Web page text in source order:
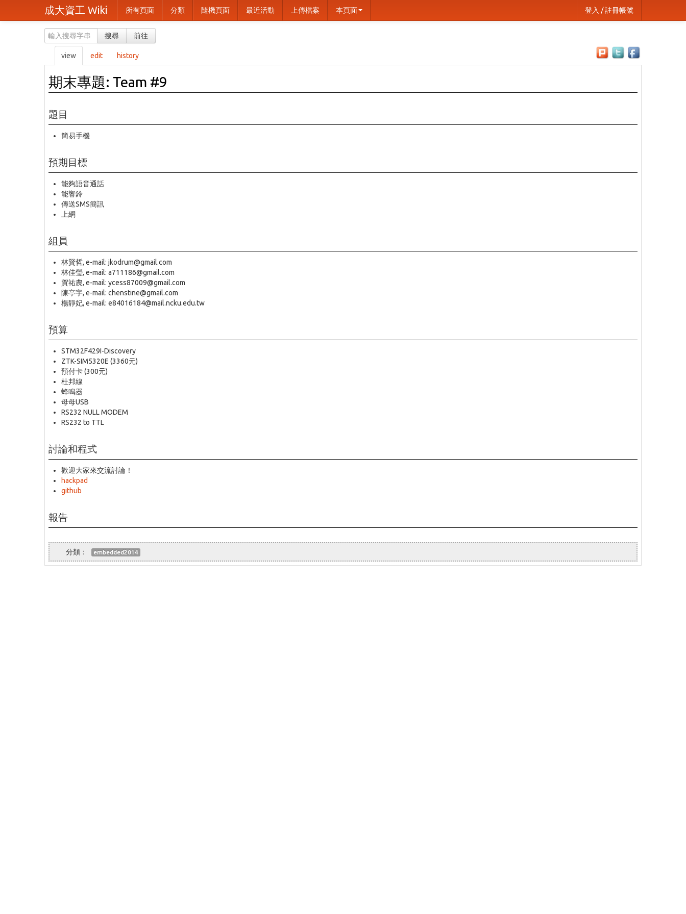
成大資工 Wiki 所有頁面 分類 隨機頁面 最近活動 上傳檔案 本頁面 登入 / 註冊帳號
搜尋 前往
view edit history
期末專題: Team #9
題目
簡易手機
預期目標
能夠語音通話
能響鈴
傳送SMS簡訊
上網
組員
林賢哲, e-mail: jkodrum@gmail.com
林佳瑩, e-mail: a711186@gmail.com
賀祐農, e-mail: ycess87009@gmail.com
陳亭宇, e-mail: chenstine@gmail.com
楊靜妃, e-mail: e84016184@mail.ncku.edu.tw
預算
STM32F429I-Discovery
ZTK-SIM5320E (3360元)
預付卡 (300元)
杜邦線
蜂鳴器
母母USB
RS232 NULL MODEM
RS232 to TTL
討論和程式
歡迎大家來交流討論！
hackpad
github
報告
embedded2014